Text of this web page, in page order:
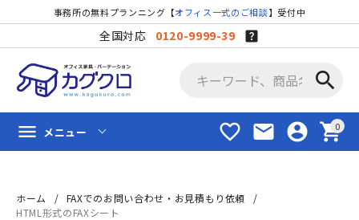
事務所の無料プランニング【オフィス一式のご相談】受付中
全国対応 0120-9999-39
search
favorite_border mail account_circle shopping_cart
menu メニュー
ホーム
FAXでのお問い合わせ・お見積もり依頼
HTML形式のFAXシート